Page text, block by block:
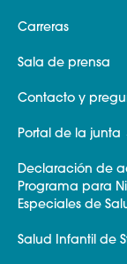
Carreras
Sala de prensa
Contacto y
Portal de la junta
Declaración de
Programa para
Especiales de
Salud Infantil de